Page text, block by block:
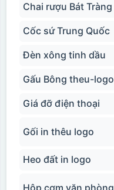
Chai rượu Bát Tràng
Cốc sứ Trung Quốc
Đèn xông tinh dầu
Gấu Bông theu-logo
Giá đỡ điện thoại
Gối in thêu logo
Heo đất in logo
Hộp cơm văn phòng